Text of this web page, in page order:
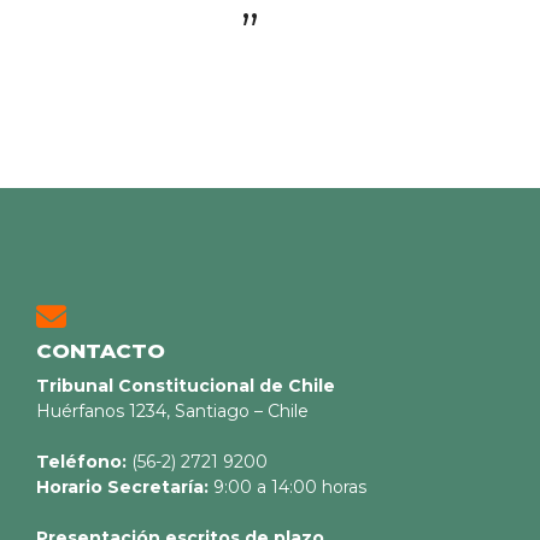
”
CONTACTO
Tribunal Constitucional de Chile
Huérfanos 1234, Santiago – Chile
Teléfono: (56-2) 2721 9200
Horario Secretaría: 9:00 a 14:00 horas